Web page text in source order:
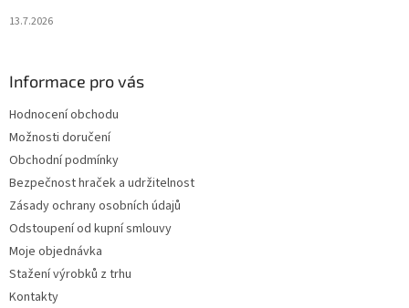
13.7.2026
Informace pro vás
Hodnocení obchodu
Možnosti doručení
Obchodní podmínky
Bezpečnost hraček a udržitelnost
Zásady ochrany osobních údajů
Odstoupení od kupní smlouvy
Moje objednávka
Stažení výrobků z trhu
Kontakty